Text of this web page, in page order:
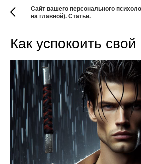
Сайт вашего персонального
на главной). Статьи.
Как успокоить